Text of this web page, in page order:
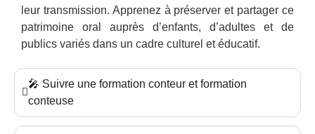
leur transmission. Apprenez à préserver et partager ce
patrimoine oral auprès d’enfants, d’adultes et de
publics variés dans un cadre culturel et éducatif.
🎤 Suivre une formation conteur et formation
conteuse